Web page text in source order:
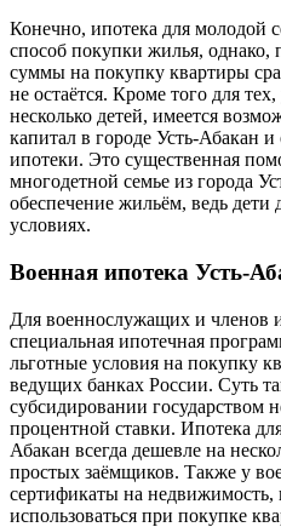
Конечно, ипотека для молодой
способ покупки жилья, однако,
суммы на покупку квартиры
не остаётся. Кроме того для
несколько детей, имеется
капитал в городе Усть-Абакан
ипотеки. Это существенная
многодетной семье из города
обеспечение жильём, ведь
условиях.
Военная ипотека Усть-
Для военнослужащих и членов
специальная ипотечная
льготные условия на покупку
ведущих банках России. Суть
субсидировании государством
процентной ставки. Ипотека
Абакан всегда дешевле на
простых заёмщиков. Также у
сертификаты на недвижимость,
использоваться при покупке